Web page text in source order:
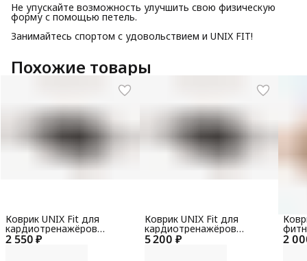
Не упускайте возможность улучшить свою физическую
форму с помощью петель.
Занимайтесь спортом с удовольствием и UNIX FIT!
Похожие товары
2 550 ₽
Коврик UNIX Fit для
кардиотренажёров
130x90x0,6 см 5 200 ₽
Коврик UNIX Fit для
кардиотренажёров
220x110x0,6 см 2
см